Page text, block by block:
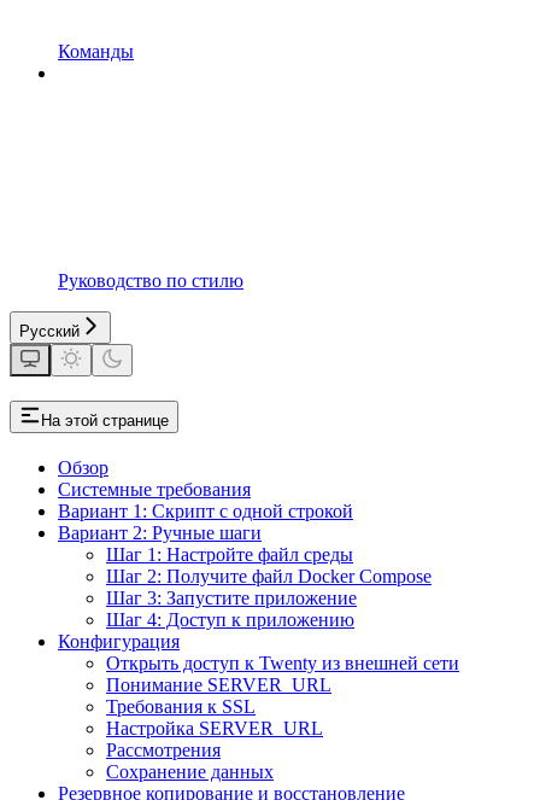
Команды
Руководство по стилю
Русский
На этой странице
Обзор
Системные требования
Вариант 1: Скрипт с одной строкой
Вариант 2: Ручные шаги
Шаг 1: Настройте файл среды
Шаг 2: Получите файл Docker Compose
Шаг 3: Запустите приложение
Шаг 4: Доступ к приложению
Конфигурация
Открыть доступ к Twenty из внешней сети
Понимание SERVER_URL
Требования к SSL
Настройка SERVER_URL
Рассмотрения
Сохранение данных
Резервное копирование и восстановление